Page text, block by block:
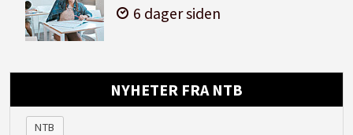
6 dager siden
NYHETER FRA NTB
NTB